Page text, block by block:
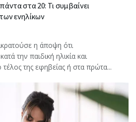
στα 20: Τι συμβαίνει
ενηλίκων
η άποψη ότι
την παιδική ηλικία και
τέλος της εφηβείας ή στα πρώτα...